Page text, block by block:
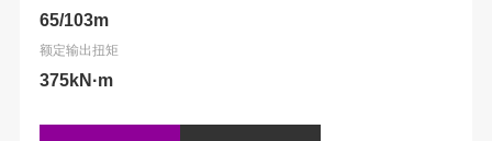
65/103m
额定输出扭矩
375kN·m